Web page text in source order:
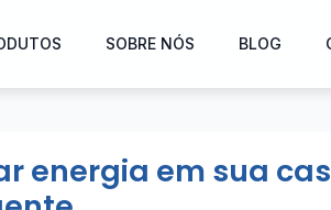
SOBRE NÓS BLOG
energia em sua